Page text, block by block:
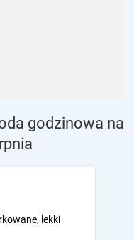
godzinowa na
lekki